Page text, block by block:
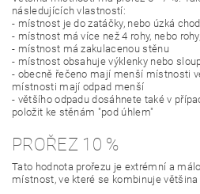
následujících vlastností:
- místnost je do zatáčky, nebo úzká
- místnost má více než 4 rohy, nebo
- místnost má zakulacenou stěnu
- místnost obsahuje výklenky nebo
- obecně řečeno mají menší místnosti
místnosti mají odpad menší
- většího odpadu dosáhnete také v
položit ke stěnám "pod úhlem"
PROŘEZ 10 %
Tato hodnota prořezu je extrémní a
místnost, ve které se kombinuje